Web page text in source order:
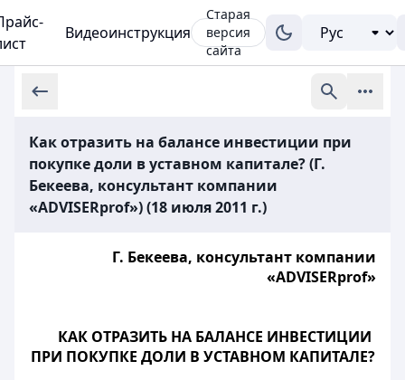
Видеоинструкция
Старая
версия
сайта
Как отразить на балансе инвестиции при
покупке доли в уставном капитале? (Г.
Бекеева, консультант компании
«ADVISERprof») (18 июля 2011 г.)
Г. Бекеева, консультант компании
«ADVISERprof»
КАК ОТРАЗИТЬ НА БАЛАНСЕ ИНВЕСТИЦИИ
ПРИ ПОКУПКЕ ДОЛИ В УСТАВНОМ КАПИТАЛЕ?